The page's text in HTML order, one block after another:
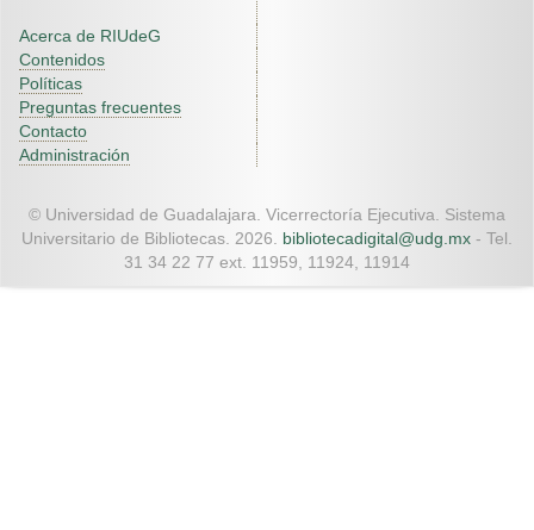
Acerca de RIUdeG
Contenidos
Políticas
Preguntas frecuentes
Contacto
Administración
© Universidad de Guadalajara. Vicerrectoría Ejecutiva. Sistema
Universitario de Bibliotecas. 2026. bibliotecadigital@udg.mx - Tel.
31 34 22 77 ext. 11959, 11924, 11914